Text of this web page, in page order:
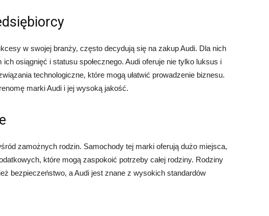
w swojej branży, często decydują się na zakup Audi. Dla nich
osiągnięć i statusu społecznego. Audi oferuje nie tylko luksus i
technologiczne, które mogą ułatwić prowadzenie biznesu.
marki Audi i jej wysoką jakość.
zamożnych rodzin. Samochody tej marki oferują dużo miejsca,
które mogą zaspokoić potrzeby całej rodziny. Rodziny
bezpieczeństwo, a Audi jest znane z wysokich standardów